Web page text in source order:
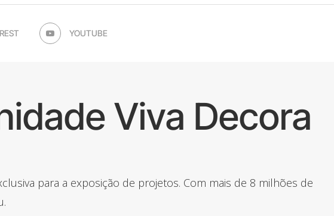
YOUTUBE
Viva Decora
para a exposição de projetos. Com mais de 8 milhões de